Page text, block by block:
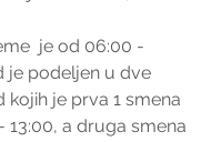
je od 06:00 -
je podeljen u dve
kojih je prva 1 smena
13:00, a druga smena